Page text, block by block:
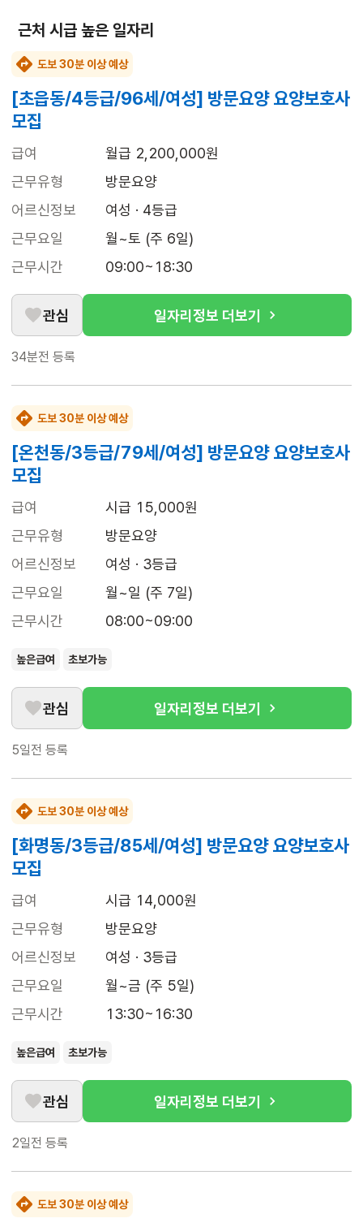
근처 시급 높은 일자리
도보 30분 이상 예상
[초읍동/4등급/96세/여성] 방문요양 요양보호사
모집
급여
월급 2,200,000원
근무유형
방문요양
어르신정보
여성 · 4등급
근무요일
월~토 (주 6일)
근무시간
09:00~18:30
관심 일자리정보 더보기
34분전 등록
도보 30분 이상 예상
[온천동/3등급/79세/여성] 방문요양 요양보호사
모집
급여
시급 15,000원
근무유형
방문요양
어르신정보
여성 · 3등급
근무요일
월~일 (주 7일)
근무시간
08:00~09:00
높은급여 초보가능
관심 일자리정보 더보기
5일전 등록
도보 30분 이상 예상
[화명동/3등급/85세/여성] 방문요양 요양보호사
모집
급여
시급 14,000원
근무유형
방문요양
어르신정보
여성 · 3등급
근무요일
월~금 (주 5일)
근무시간
13:30~16:30
높은급여 초보가능
관심 일자리정보 더보기
2일전 등록
도보 30분 이상 예상